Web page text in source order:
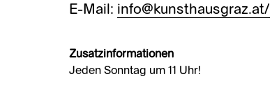
E-Mail: info@kunsthausgraz.at/
Zusatzinformationen
Jeden Sonntag um 11 Uhr!